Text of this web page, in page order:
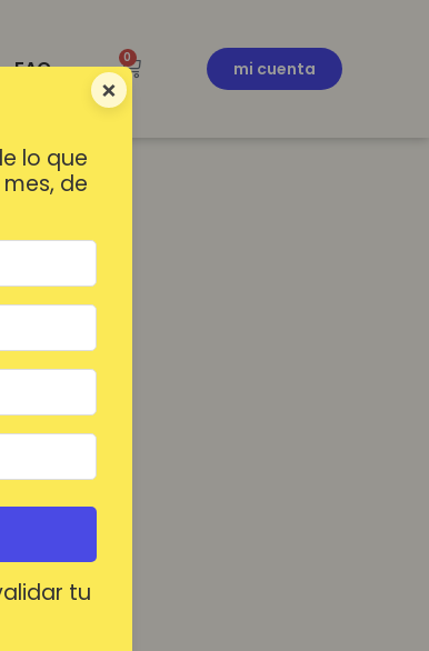
×
lo que
mes, de
tu
FAQ 0
mi cuenta